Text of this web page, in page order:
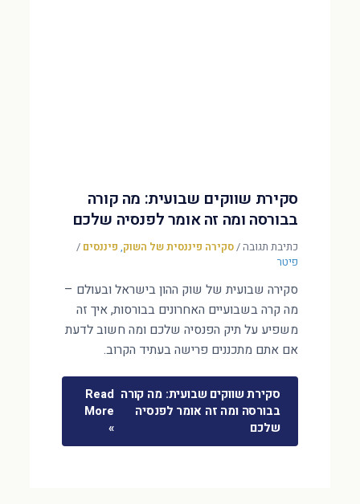
סקירת שווקים שבועית: מה קורה
בבורסה ומה זה אומר לפנסיה שלכם
כתיבת תגובה/סקירה פיננסית של השוק, פיננסים /
פיטר
סקירה שבועית של שוק ההון בישראל ובעולם –
מה קרה בשבועיים האחרונים בבורסות, איך זה
משפיע על תיק הפנסיה שלכם ומה חשוב לדעת
אם אתם מתכננים פרישה בעתיד הקרוב.
סקירת שווקים שבועית: מה קורה
בבורסה ומה זה אומר לפנסיה
שלכם
Read
More
»